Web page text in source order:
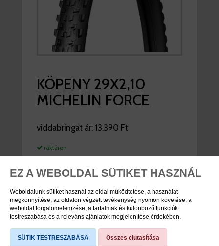
EZ A WEBOLDAL SÜTIKET HASZNÁL
Weboldalunk sütiket használ az oldal működtetése, a használat
megkönnyítése, az oldalon végzett tevékenység nyomon követése, a
weboldal forgalomelemzése, a tartalmak és különböző funkciók
testreszabása és a releváns ajánlatok megjelenítése érdekében.
SÜTIK TESTRESZABÁSA Összes elutasítása
KÖPENY 29X2,10
MICHELIN FORCE
viddabringat ár: 13.390 Ft
raktáron
DB
TERMÉK SPECIFIKÁCIÓK